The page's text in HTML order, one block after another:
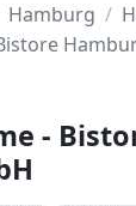
Hamburg
-